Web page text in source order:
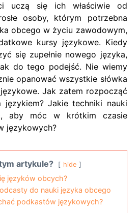
uczą się ich właściwie od
osoby, którym potrzebna
obcego w życiu zawodowym,
kursy językowe. Kiedy
się zupełnie nowego języka,
do tego podejść. Nie wiemy
opanować wszystkie słówka
Jak zatem rozpocząć
Jakie techniki nauki
aby móc w krótkim czasie
językowych?
artykule? hide
języków obcych?
do nauki języka obcego
podkastów językowych?